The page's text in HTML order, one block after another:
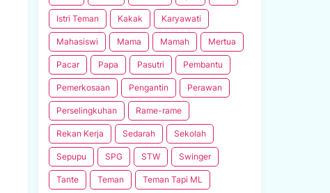
Istri Teman Kakak Karyawati
Mahasiswi Mama Mamah Mertua
Pacar Papa Pasutri Pembantu
Pemerkosaan Pengantin Perawan
Perselingkuhan Rame-rame
Rekan Kerja Sedarah Sekolah
Sepupu SPG STW Swinger
Tante Teman Teman Tapi ML